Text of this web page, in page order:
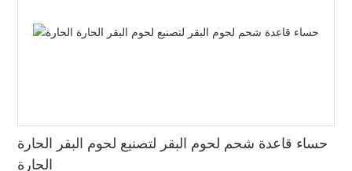
حساء قاعدة شحم لحوم البقر لتصنيع لحوم البقر الحارة
الحارة